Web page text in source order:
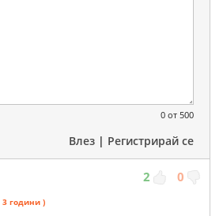
0 от 500
Влез | Регистрирай се
2 0
години )